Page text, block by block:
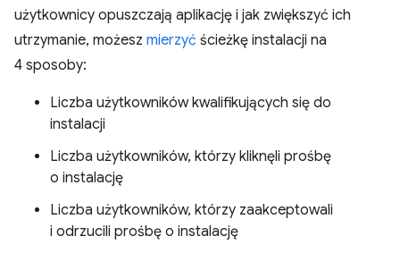
użytkownicy opuszczają aplikację i jak zwiększyć ich
utrzymanie, możesz mierzyć ścieżkę instalacji na
4 sposoby:
Liczba użytkowników kwalifikujących się do
instalacji
Liczba użytkowników, którzy kliknęli prośbę
o instalację
Liczba użytkowników, którzy zaakceptowali
i odrzucili prośbę o instalację